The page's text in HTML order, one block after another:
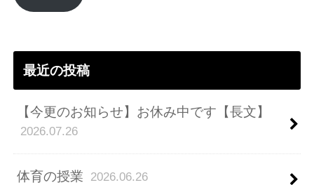
ド
最近の投稿
【今更のお知らせ】お休み中です【長文】
2026.07.26
体育の授業 2026.06.26